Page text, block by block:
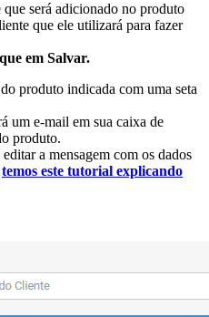
será adicionado no produto
que ele utilizará para fazer
em Salvar.
produto indicada com uma seta
um e-mail em sua caixa de
produto.
a mensagem com os dados
temos este tutorial explicando